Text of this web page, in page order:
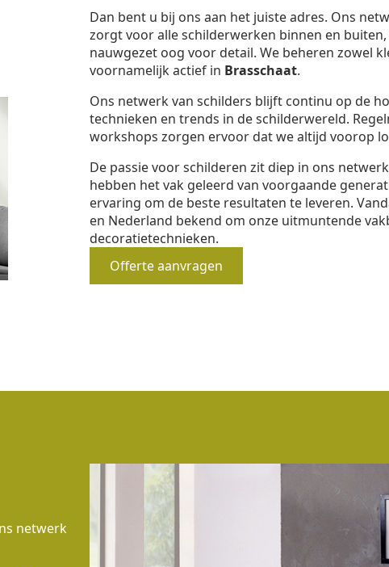
Dan bent u bij ons aan het juiste adres. Ons
zorgt voor alle schilderwerken binnen en buiten,
nauwgezet oog voor detail. We beheren zowel
voornamelijk actief in Brasschaat.
Ons netwerk van schilders blijft continu op de
technieken en trends in de schilderwereld.
workshops zorgen ervoor dat we altijd voorop
De passie voor schilderen zit diep in ons
hebben het vak geleerd van voorgaande
ervaring om de beste resultaten te leveren.
en Nederland bekend om onze uitmuntende
decoratietechnieken.
Offerte aanvragen
netwerk